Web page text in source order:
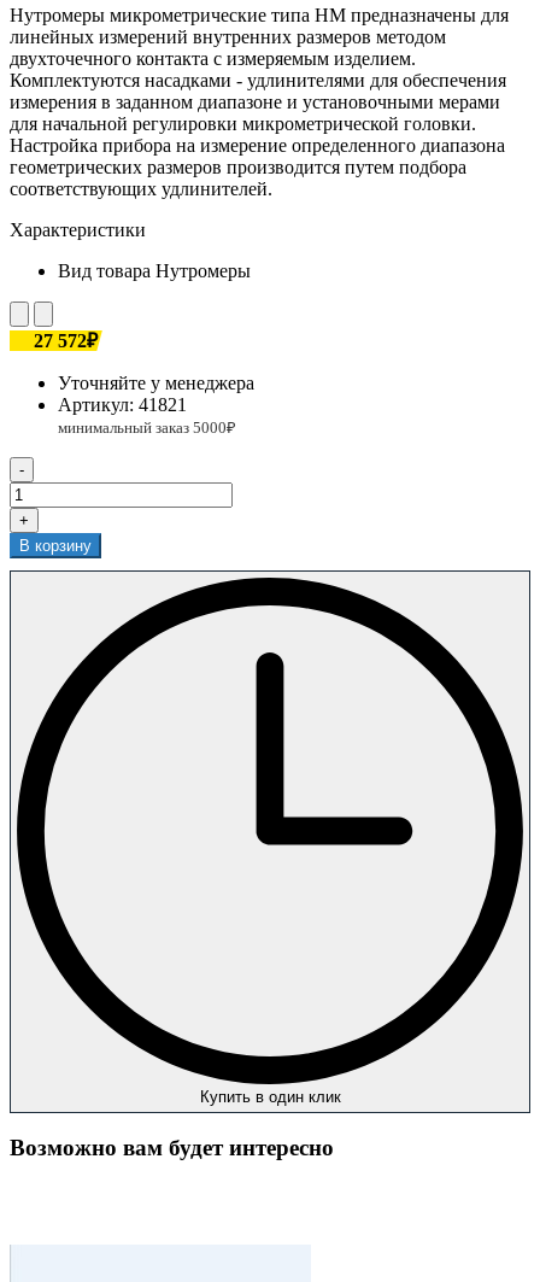
Нутромеры микрометрические типа НМ предназначены для
линейных измерений внутренних размеров методом
двухточечного контакта с измеряемым изделием.
Комплектуются насадками - удлинителями для обеспечения
измерения в заданном диапазоне и установочными мерами
для начальной регулировки микрометрической головки.
Настройка прибора на измерение определенного диапазона
геометрических размеров производится путем подбора
соответствующих удлинителей.
Характеристики
Вид товара Нутромеры
27 572₽
Уточняйте у менеджера
Артикул: 41821
-
+
В корзину
Купить в один клик
Возможно вам будет интересно